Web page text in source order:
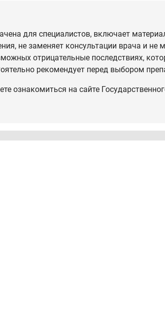
для специалистов, включает
не заменяет консультации врача и не
отрицательные последствиях,
рекомендует перед выбором
ознакомиться на сайте